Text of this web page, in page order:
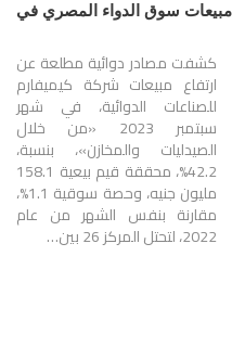
تستحوذ على 1.1% من مبيعات سوق الدواء المصري في
كشفت مصادر دوائية مطلعة عن
ارتفاع مبيعات شركة كيميفارم
للصناعات الدوائية، في شهر
سبتمبر 2023 «من خلال
الصيدليات والمخازن»، بنسبة،
42.2%، محققة قيم بيعية 158.1
مليون جنيه، وحصة سوقية 1.1%،
مقارنة بنفس الشهر من عام
2022، لتحتل المركز 26 بين…